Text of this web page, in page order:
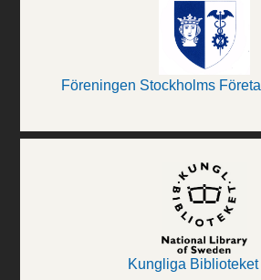
Föreningen Stockholms
Kungliga Biblioteket